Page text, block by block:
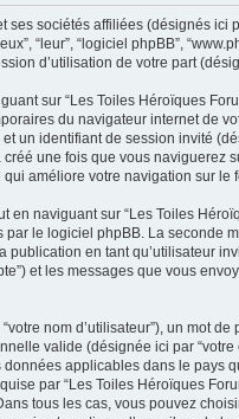
sociétés affiliées (désignés ici
“leur”, “logiciel phpBB”,
d’utilisation de votre part
sur “Les Toiles Héroïques
du navigateur internet de
un identifiant de session invité
une fois que vous naviguerez
améliore votre navigation sur le
naviguant sur “Les Toiles
le logiciel phpBB. La seconde
en tant qu’utilisateur
et les messages que vous
nom d’utilisateur”), un mot
valide (désignée ici par
applicables dans le pays
par “Les Toiles Héroïques
tous les cas, vous pouvez